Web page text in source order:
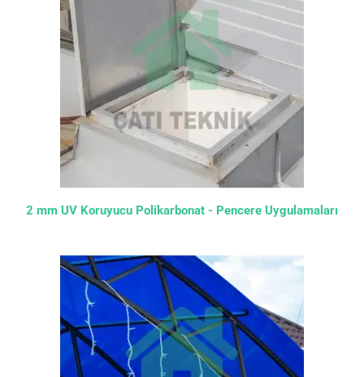
2 mm UV Koruyucu Polikarbonat - Pencere Uygulamaları